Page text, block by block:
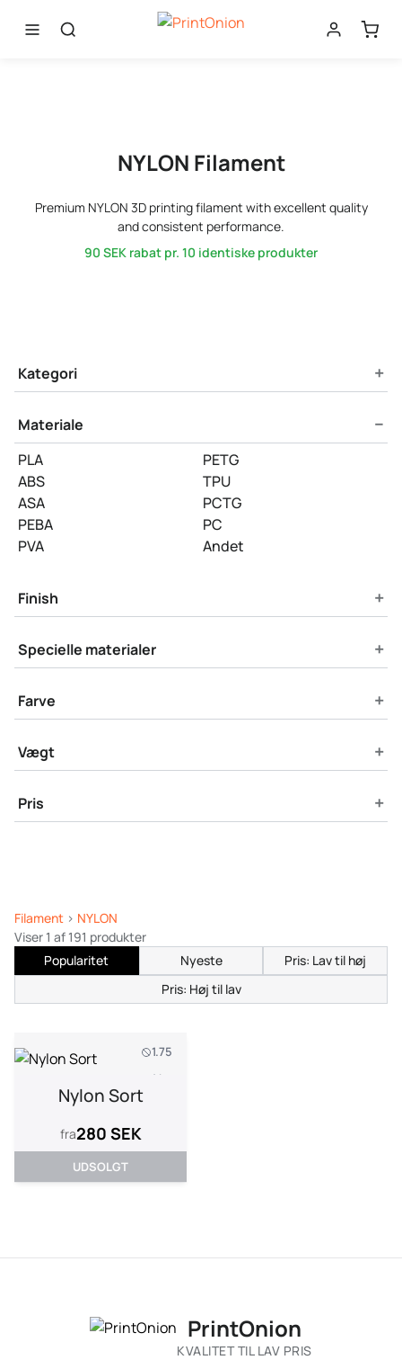
NYLON Filament
Premium NYLON 3D printing filament with excellent quality
and consistent performance.
90 SEK rabat pr. 10 identiske produkter
Product Filters
Kategori +
Materiale −
PLA
PETG
ABS
TPU
ASA
PCTG
PEBA
PC
PVA
Andet
Finish +
Specielle materialer +
Farve +
Vægt +
Pris +
Filament > NYLON
Viser 1 af 191 produkter
Popularitet
Nyeste
Pris: Lav til høj
Pris: Høj til lav
1.75
1 kg
Nylon Sort
fra280 SEK
UDSOLGT
PrintOnion
KVALITET TIL LAV PRIS